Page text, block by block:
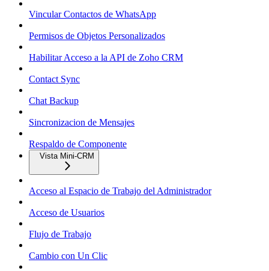
Vincular Contactos de WhatsApp
Permisos de Objetos Personalizados
Habilitar Acceso a la API de Zoho CRM
Contact Sync
Chat Backup
Sincronizacion de Mensajes
Respaldo de Componente
Vista Mini-CRM
Acceso al Espacio de Trabajo del Administrador
Acceso de Usuarios
Flujo de Trabajo
Cambio con Un Clic